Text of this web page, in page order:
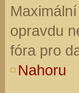
opravdu
fóra pro
Nahoru